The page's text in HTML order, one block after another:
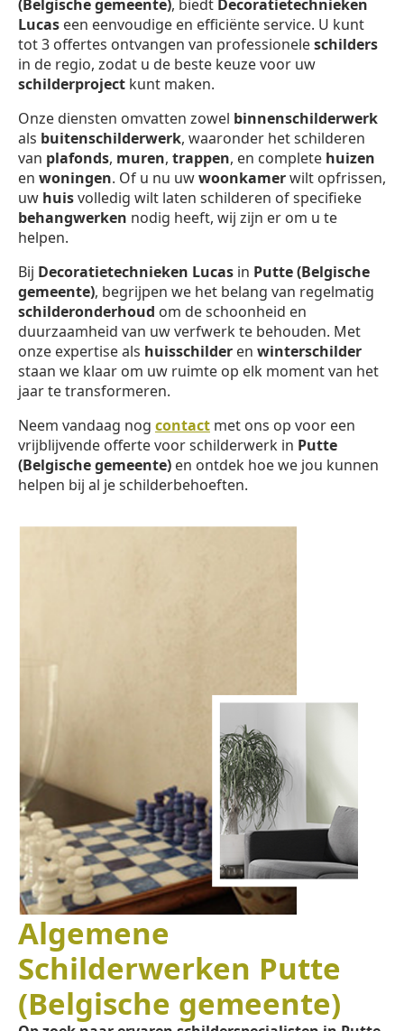
(Belgische gemeente), biedt Decoratietechnieken
Lucas een eenvoudige en efficiënte service. U kunt
tot 3 offertes ontvangen van professioneleschilders
in de regio, zodat u de beste keuze voor uw
schilderproject kunt maken.
Onze diensten omvatten zowel binnenschilderwerk
als buitenschilderwerk, waaronder het schilderen
van plafonds, muren, trappen, en complete huizen
en woningen. Of u nu uwwoonkamerwilt opfrissen,
uw huisvolledig wilt laten schilderen of specifieke
behangwerken nodig heeft, wij zijn er om u te
helpen.
Bij Decoratietechnieken Lucas in Putte (Belgische
gemeente), begrijpen we het belang van regelmatig
schilderonderhoud om de schoonheid en
duurzaamheid van uw verfwerk te behouden. Met
onze expertise als huisschilder en winterschilder
staan we klaar om uw ruimte op elk moment van het
jaar te transformeren.
Neem vandaag nog contact met ons op voor een
vrijblijvende offerte voor schilderwerk in Putte
(Belgische gemeente) en ontdek hoe we jou kunnen
helpen bij al je schilderbehoeften.
Algemene
Schilderwerken Putte
(Belgische gemeente)